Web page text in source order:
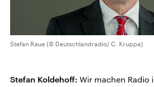
Stefan Raue (© Deutschlandradio/ C. Kruppa)
Stefan Koldehoff: Wir machen Radio